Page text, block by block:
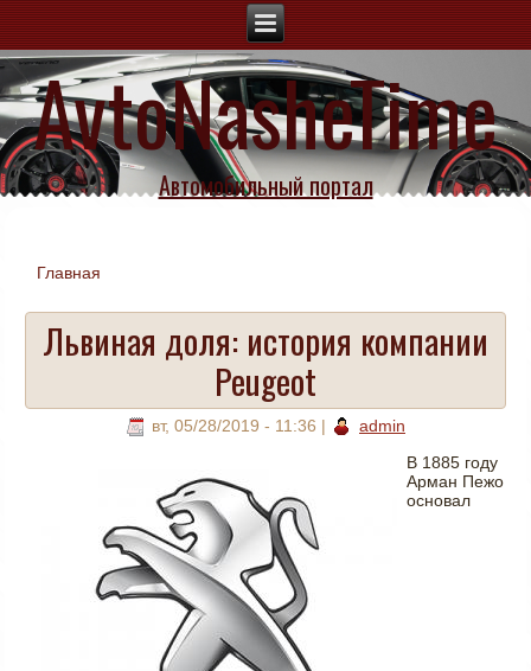
AvtoNasheTime
Автомобильный портал
Вы здесь
Главная
Львиная доля: история компании
Peugeot
вт, 05/28/2019 - 11:36 |
admin
В 1885 году
Арман Пежо
основал